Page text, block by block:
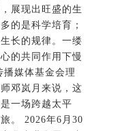
展现出旺盛的生
的是科学培育；
长的规律。一缕
的共同作用下慢
媒体基金会理
邓岚月来说，这
一场跨越太平
。 2026年6月30